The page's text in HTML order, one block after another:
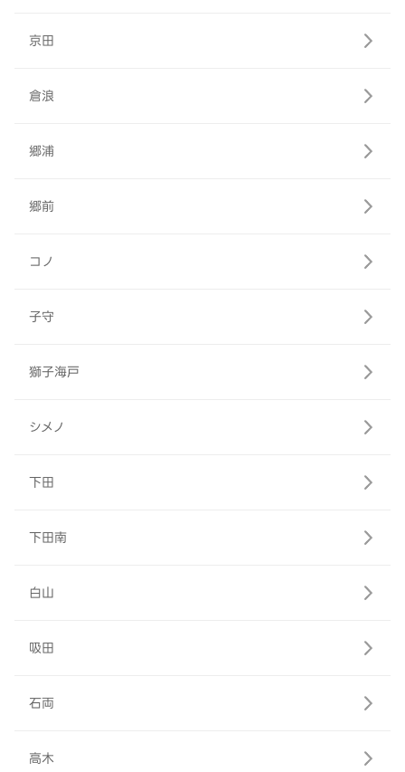
京田
倉浪
郷浦
郷前
コノ
子守
獅子海戸
シメノ
下田
下田南
白山
吸田
石両
高木